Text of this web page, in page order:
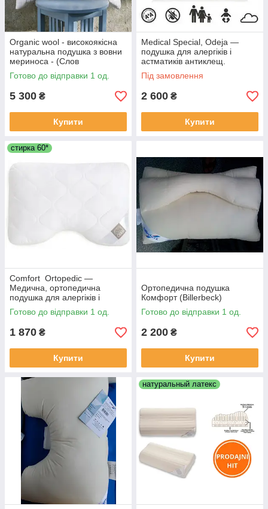
Organic wool - високоякісна
натуральна подушка з вовни
мериноса - (Слов
Готово до відправки 1 од.
5 300 ₴
Купити
Medical Special, Odeja —
подушка для алергіків і
астматиків антиклещ.
Під замовлення
2 600 ₴
Купити
стирка 60*
Comfort Ortopedic —
Медична, ортопедична
подушка для алергіків і
астматиків — Odeja
Готово до відправки 1 од.
1 870 ₴
Купити
Ортопедична подушка
Комфорт (Billerbeck)
Готово до відправки 1 од.
2 200 ₴
Купити
натуральный латекс